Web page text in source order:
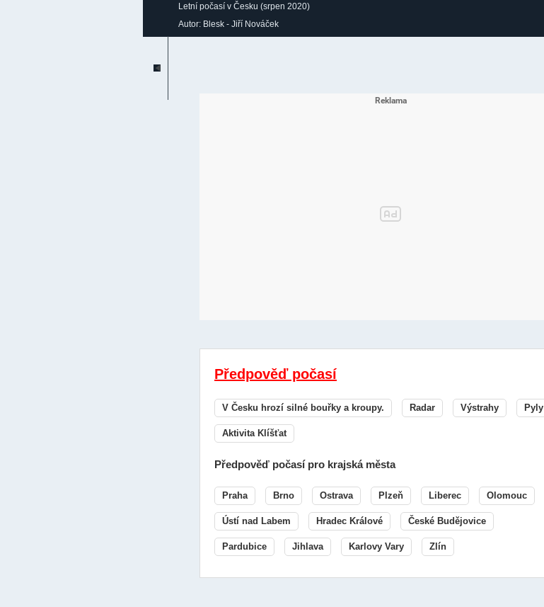
Letní počasí v Česku (srpen 2020)
Autor: Blesk - Jiří Nováček
Předpověď počasí
V Česku hrozí silné bouřky a kroupy. Radar Výstrahy Pyly
Aktivita Klíšťat
Předpověď počasí pro krajská města
Praha Brno Ostrava Plzeň Liberec Olomouc
Ústí nad Labem Hradec Králové České Budějovice
Pardubice Jihlava Karlovy Vary Zlín